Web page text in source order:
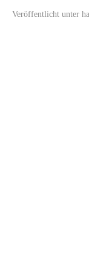
Veröffentlicht unter